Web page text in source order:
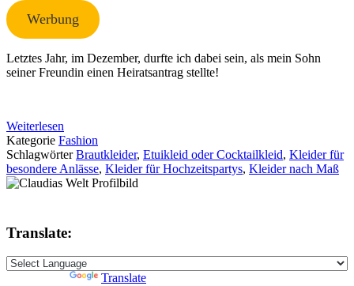
Werbung
Letztes Jahr, im Dezember, durfte ich dabei sein, als mein Sohn
seiner Freundin einen Heiratsantrag stellte!
Weiterlesen
Kategorie Fashion
SchlagwörterBrautkleider, Etuikleid oder Cocktailkleid, Kleider für
besondere Anlässe, Kleider für Hochzeitspartys, Kleider nach Maß
Translate:
Translate